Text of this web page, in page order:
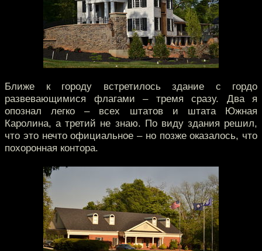
Ближе к городу встретилось здание с гордо
развевающимися флагами – тремя сразу. Два я
опознал легко – всех штатов и штата Южная
Каролина, а третий не знаю. По виду здания решил,
что это нечто официальное – но позже оказалось, что
похоронная контора.